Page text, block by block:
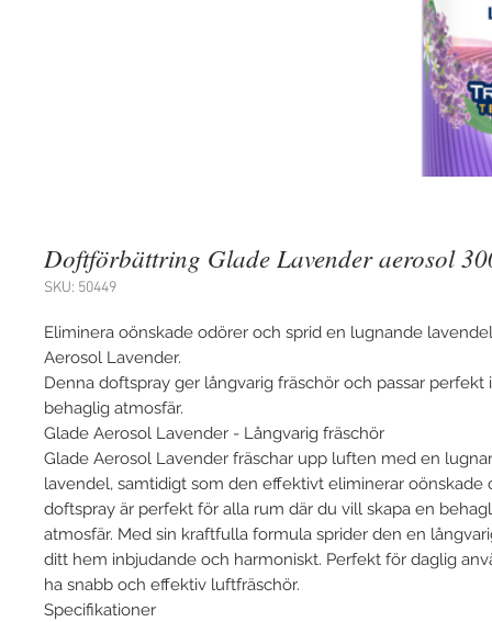
Doftförbättring Glade Lavender aerosol
SKU: 50449
Eliminera oönskade odörer och sprid en lugnande
Aerosol Lavender.
Denna doftspray ger långvarig fräschör och passar perfekt
behaglig atmosfär.
Glade Aerosol Lavender - Långvarig fräschör
Glade Aerosol Lavender fräschar upp luften med en
lavendel, samtidigt som den effektivt eliminerar oönskade
doftspray är perfekt för alla rum där du vill skapa en
atmosfär. Med sin kraftfulla formula sprider den en
ditt hem inbjudande och harmoniskt. Perfekt för daglig
ha snabb och effektiv luftfräschör.
Specifikationer